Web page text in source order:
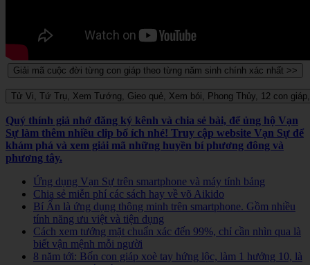
Quý thính giả nhớ đăng ký kênh và chia sẻ bài, để ủng hộ Vạn
Sự làm thêm nhiều clip bổ ích nhé! Truy cập website Vạn Sự để
khám phá và xem giải mã những huyền bí phương đông và
phương tây.
Ứng dụng Vạn Sự trên smartphone và máy tính bảng
Chia sẻ miễn phí các sách hay về võ Aikido
Bí Ẩn là ứng dụng thông minh trên smartphone. Gồm nhiều
tính năng ưu việt và tiện dụng
Cách xem tướng mặt chuẩn xác đến 99%, chỉ cần nhìn qua là
biết vận mệnh mỗi người
8 năm tới: Bốn con giáp xoè tay hứng lộc, làm 1 hưởng 10, là